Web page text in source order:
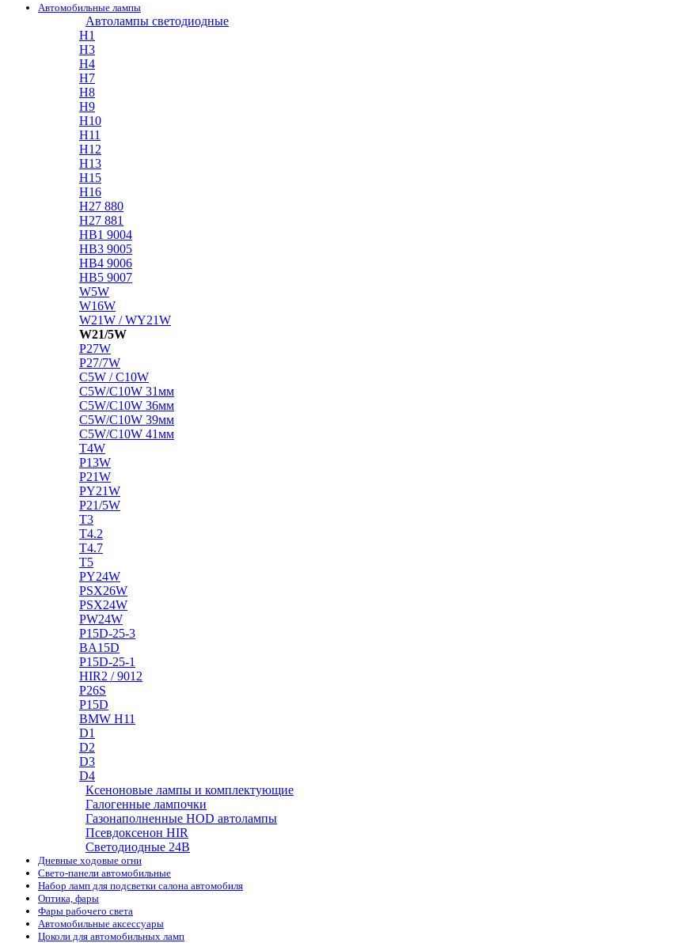
Автомобильные лампы
Автолампы светодиодные
H1
H3
H4
H7
H8
H9
H10
H11
H12
H13
H15
H16
H27 880
H27 881
HB1 9004
HB3 9005
HB4 9006
HB5 9007
W5W
W16W
W21W / WY21W
W21/5W
P27W
P27/7W
C5W / C10W
C5W/C10W 31мм
C5W/C10W 36мм
C5W/C10W 39мм
C5W/C10W 41мм
T4W
P13W
P21W
PY21W
P21/5W
T3
T4.2
T4.7
T5
PY24W
PSX26W
PSX24W
PW24W
P15D-25-3
BA15D
P15D-25-1
HIR2 / 9012
P26S
P15D
BMW H11
D1
D2
D3
D4
Ксеноновые лампы и комплектующие
Галогенные лампочки
Газонаполненные HOD автолампы
Псевдоксенон HIR
Cветодиодные 24B
Дневные ходовые огни
Свето-панели автомобильные
Набор ламп для подсветки салона автомобиля
Оптика, фары
Фары рабочего света
Автомобильные аксессуары
Цоколи для автомобильных ламп